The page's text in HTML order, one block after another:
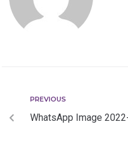
PREVIOUS
WhatsApp Image